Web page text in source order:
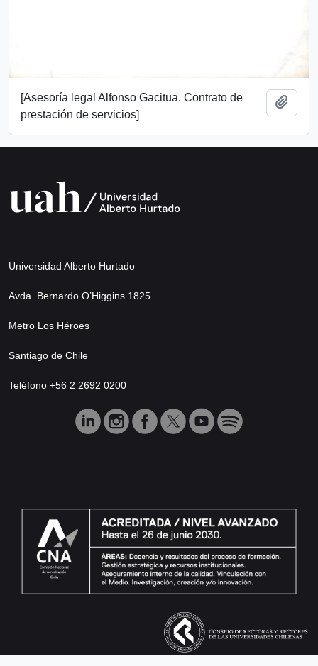
[Asesoría legal Alfonso Gacitua. Contrato de
prestación de servicios]
Universidad Alberto Hurtado
Avda. Bernardo O’Higgins 1825
Metro Los Héroes
Santiago de Chile
Teléfono +56 2 2692 0200